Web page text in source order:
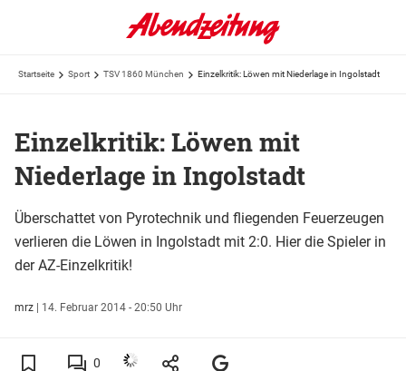
Startseite Sport TSV 1860 München Einzelkritik: Löwen mit Niederlage in Ingolstadt
Einzelkritik: Löwen mit
Niederlage in Ingolstadt
Überschattet von Pyrotechnik und fliegenden Feuerzeugen
verlieren die Löwen in Ingolstadt mit 2:0. Hier die Spieler in
der AZ-Einzelkritik!
mrz | 14. Februar 2014 - 20:50 Uhr
0